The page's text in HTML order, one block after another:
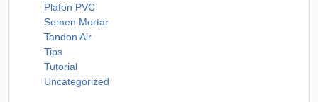
Plafon PVC
Semen Mortar
Tandon Air
Tips
Tutorial
Uncategorized